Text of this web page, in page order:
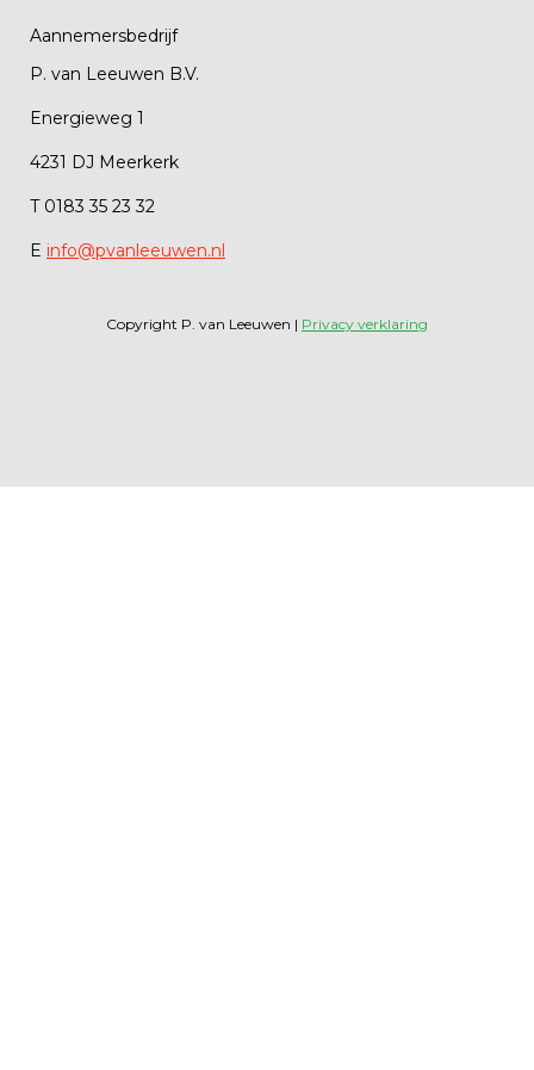
Aannemersbedrijf
P. van Leeuwen B.V.
Energieweg 1
4231 DJ Meerkerk
T 0183 35 23 32
E info@pvanleeuwen.nl
Copyright P. van Leeuwen | Privacy verklaring